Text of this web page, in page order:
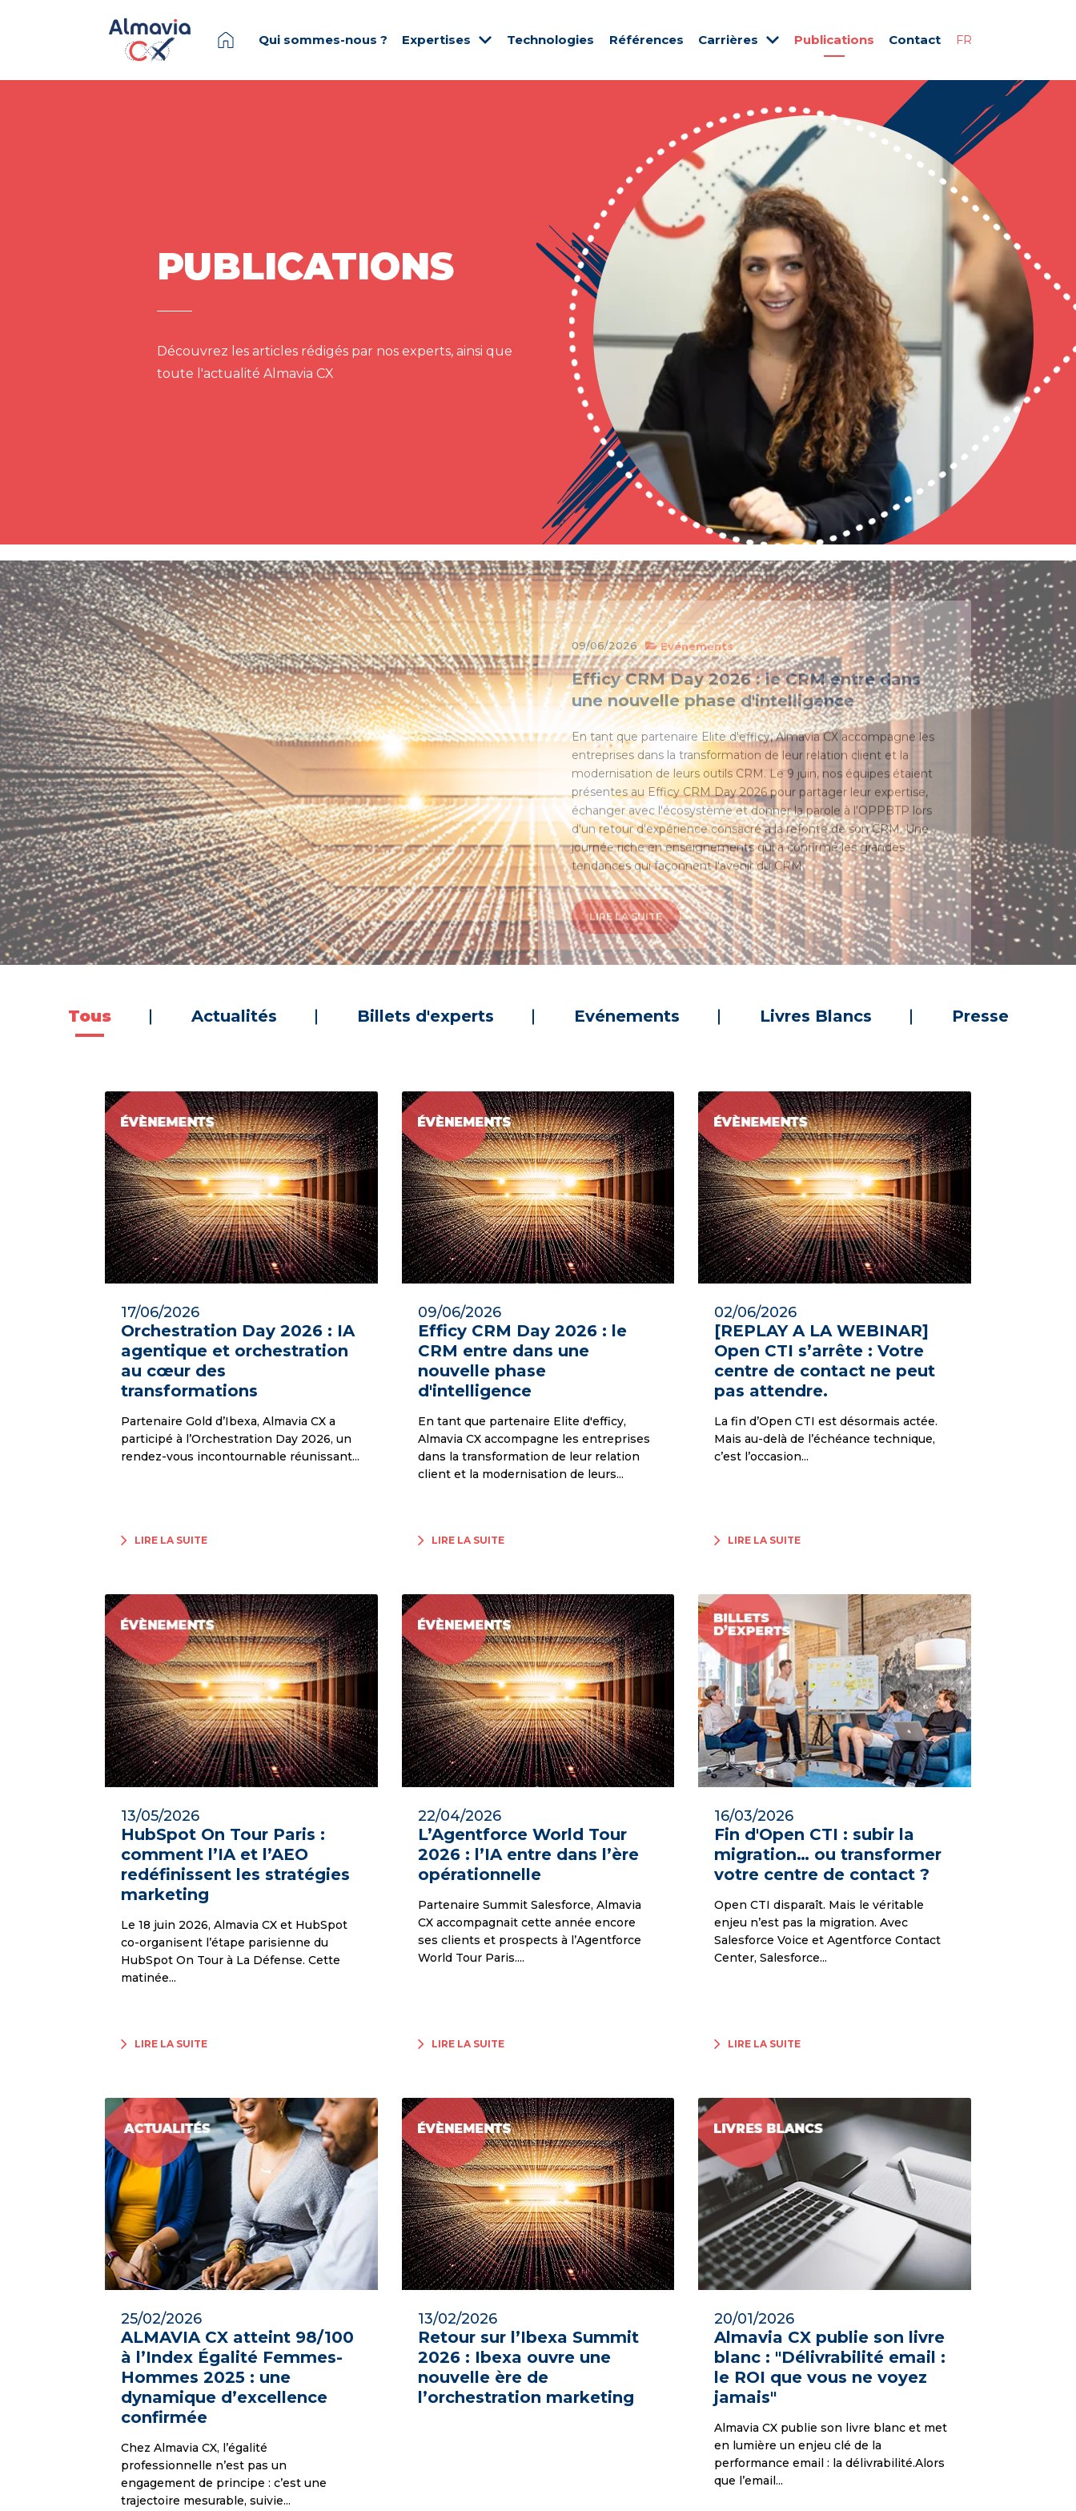
Qui sommes-nous ? Expertises Technologies Références Carrières Publications Contact FR
PUBLICATIONS
Découvrez les articles rédigés par nos experts, ainsi que
toute l'actualité Almavia CX
09/06/2026 Evénements
Efficy CRM Day 2026 : le CRM entre dans
une nouvelle phase d'intelligence
En tant que partenaire Elite d'efficy, Almavia CX accompagne les
entreprises dans la transformation de leur relation client et la
modernisation de leurs outils CRM. Le 9 juin, nos équipes étaient
présentes au Efficy CRM Day 2026 pour partager leur expertise,
échanger avec l'écosystème et donner la parole à l'OPPBTP lors
d'un retour d'expérience consacré à la refonte de son CRM. Une
journée riche en enseignements qui a confirmé les grandes
tendances qui façonnent l'avenir du CRM.
LIRE LA SUITE
Tous Actualités Billets d'experts Evénements Livres Blancs Presse
17/06/2026
Orchestration Day 2026 : IA
agentique et orchestration
au cœur des
transformations
Partenaire Gold d’Ibexa, Almavia CX a
participé à l’Orchestration Day 2026, un
rendez-vous incontournable réunissant...
LIRE LA SUITE
09/06/2026
Efficy CRM Day 2026 : le
CRM entre dans une
nouvelle phase
d'intelligence
En tant que partenaire Elite d'efficy,
Almavia CX accompagne les entreprises
dans la transformation de leur relation
client et la modernisation de leurs...
LIRE LA SUITE
02/06/2026
[REPLAY A LA WEBINAR]
Open CTI s’arrête : Votre
centre de contact ne peut
pas attendre.
La fin d’Open CTI est désormais actée.
Mais au-delà de l’échéance technique,
c’est l’occasion...
LIRE LA SUITE
13/05/2026
HubSpot On Tour Paris :
comment l’IA et l’AEO
redéfinissent les stratégies
marketing
Le 18 juin 2026, Almavia CX et HubSpot
co-organisent l’étape parisienne du
HubSpot On Tour à La Défense. Cette
matinée...
LIRE LA SUITE
22/04/2026
L’Agentforce World Tour
2026 : l’IA entre dans l’ère
opérationnelle
Partenaire Summit Salesforce, Almavia
CX accompagnait cette année encore
ses clients et prospects à l’Agentforce
World Tour Paris....
LIRE LA SUITE
16/03/2026
Fin d'Open CTI : subir la
migration… ou transformer
votre centre de contact ?
Open CTI disparaît. Mais le véritable
enjeu n’est pas la migration. Avec
Salesforce Voice et Agentforce Contact
Center, Salesforce...
LIRE LA SUITE
25/02/2026
ALMAVIA CX atteint 98/100
à l’Index Égalité Femmes-
Hommes 2025 : une
dynamique d’excellence
confirmée
Chez Almavia CX, l’égalité
professionnelle n’est pas un
engagement de principe : c’est une
trajectoire mesurable, suivie...
13/02/2026
Retour sur l’Ibexa Summit
2026 : Ibexa ouvre une
nouvelle ère de
l’orchestration marketing
20/01/2026
Almavia CX publie son livre
blanc : "Délivrabilité email :
le ROI que vous ne voyez
jamais"
Almavia CX publie son livre blanc et met
en lumière un enjeu clé de la
performance email : la délivrabilité.Alors
que l’email...